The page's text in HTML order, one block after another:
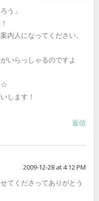
う」
内人になってください。
いらっしゃるのですよ
☆
します！
返信
2009-12-28 at 4:12 PM
てくださってありがとう